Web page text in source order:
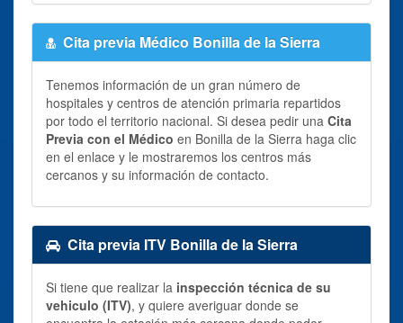
Cita previa Médico Bonilla de la Sierra
Tenemos información de un gran número de
hospitales y centros de atención primaria repartidos
por todo el territorio nacional. Si desea pedir una Cita
Previa con el Médico en Bonilla de la Sierra haga clic
en el enlace y le mostraremos los centros más
cercanos y su información de contacto.
Cita previa ITV Bonilla de la Sierra
Si tiene que realizar la inspección técnica de su
vehiculo (ITV), y quiere averiguar donde se